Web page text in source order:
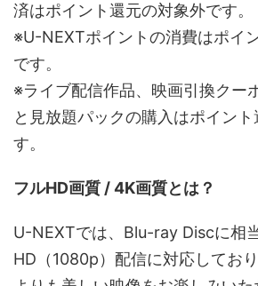
済はポイント還元の対象外です。
※U-NEXTポイントの消費はポイ
です。
※ライブ配信作品、映画引換クー
と見放題パックの購入はポイン
す。
フルHD画質 / 4K画質とは？
U-NEXTでは、Blu-ray Discに相
HD（1080p）配信に対応してお